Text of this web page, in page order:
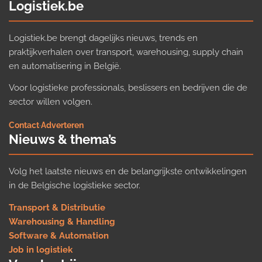
Logistiek.be
Logistiek.be brengt dagelijks nieuws, trends en
praktijkverhalen over transport, warehousing, supply chain
en automatisering in België.
Voor logistieke professionals, beslissers en bedrijven die de
sector willen volgen.
Contact·Adverteren
Nieuws & thema’s
Volg het laatste nieuws en de belangrijkste ontwikkelingen
in de Belgische logistieke sector.
Transport & Distributie
Warehousing & Handling
Software & Automation
Job in logistiek